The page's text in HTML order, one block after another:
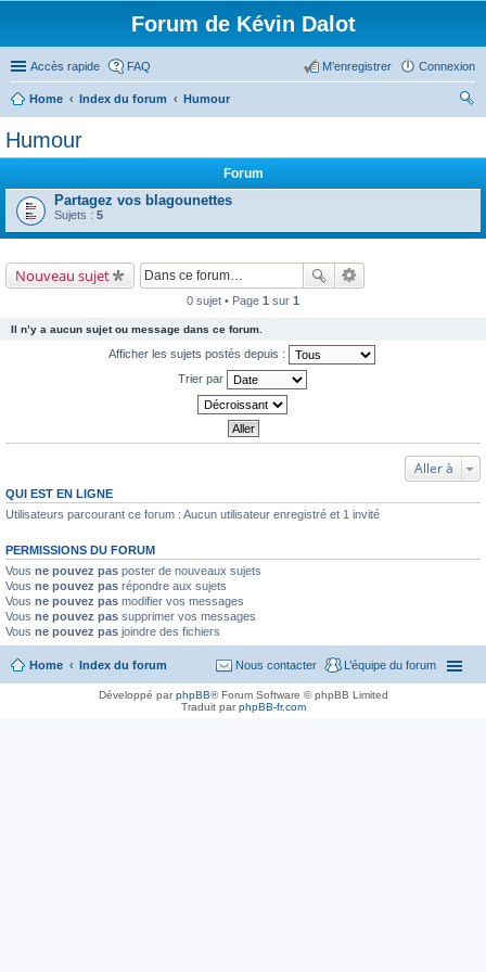
Forum de Kévin Dalot
Accès rapide FAQ Connexion
M’enregistrer
Home Index du forum
Humour
Humour
Forum
Partagez vos blagounettes
Sujets : 5
Nouveau sujet
0 sujet • Page 1 sur 1
Il n’y a aucun sujet ou message dans ce forum.
Afficher les sujets postés depuis :
Trier par
Aller à
QUI EST EN LIGNE
Utilisateurs parcourant ce forum : Aucun utilisateur enregistré et 1 invité
PERMISSIONS DU FORUM
Vous ne pouvez pas poster de nouveaux sujets
Vous ne pouvez pas répondre aux sujets
Vous ne pouvez pas modifier vos messages
Vous ne pouvez pas supprimer vos messages
Vous ne pouvez pas joindre des fichiers
Home Index du forum L’équipe du forum
Nous contacter
Développé parphpBB® Forum Software © phpBB Limited
Traduit parphpBB-fr.com